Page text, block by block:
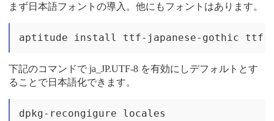
まず日本語フォントの導入。他にもフォントはあります。
下記のコマンドで ja_JP.UTF-8 を有効にしデフォルトとす
ることで日本語化できます。